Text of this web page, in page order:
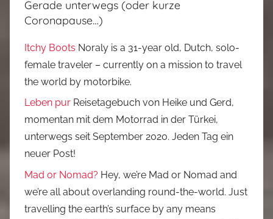
Gerade unterwegs (oder kurze
Coronapause…)
Itchy Boots Noraly is a 31-year old, Dutch, solo-
female traveler – currently on a mission to travel
the world by motorbike.
Leben pur Reisetagebuch von Heike und Gerd,
momentan mit dem Motorrad in der Türkei,
unterwegs seit September 2020. Jeden Tag ein
neuer Post!
Mad or Nomad? Hey, we’re Mad or Nomad and
we’re all about overlanding round-the-world. Just
travelling the earth’s surface by any means